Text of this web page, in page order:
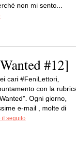
non mi sento...
#12]
cari #FeniLettori,
con la
Ogni giorno,
e-mail , molte di
il seguito